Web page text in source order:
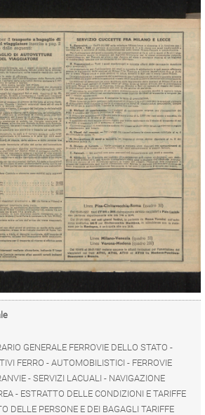
GENERALE FERROVIE DELLO STATO -
FERRO - AUTOMOBILISTICI - FERROVIE
- SERVIZI LACUALI - NAVIGAZIONE
- ESTRATTO DELLE CONDIZIONI E TARIFFE
DELLE PERSONE E DEI BAGAGLI TARIFFE